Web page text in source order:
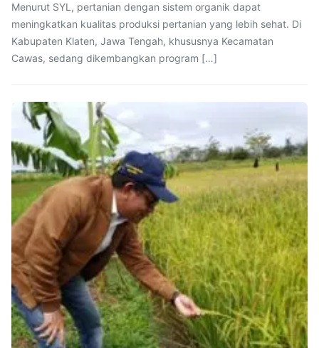
Menurut SYL, pertanian dengan sistem organik dapat
meningkatkan kualitas produksi pertanian yang lebih sehat. Di
Kabupaten Klaten, Jawa Tengah, khususnya Kecamatan
Cawas, sedang dikembangkan program […]